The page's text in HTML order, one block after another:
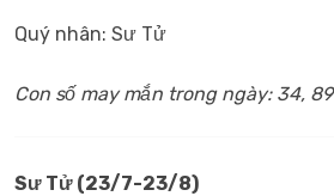
Quý nhân: Sư Tử
Con số may mắn trong ngày: 34, 89
Sư Tử (23/7-23/8)